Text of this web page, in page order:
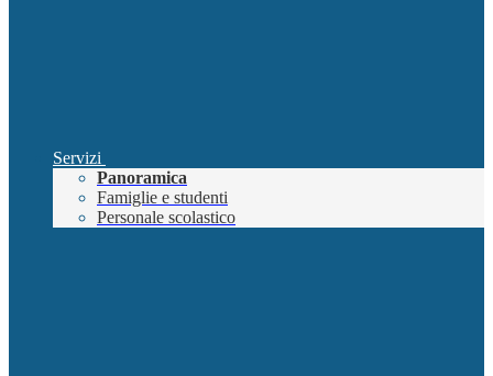
Servizi
Panoramica
Famiglie e studenti
Personale scolastico